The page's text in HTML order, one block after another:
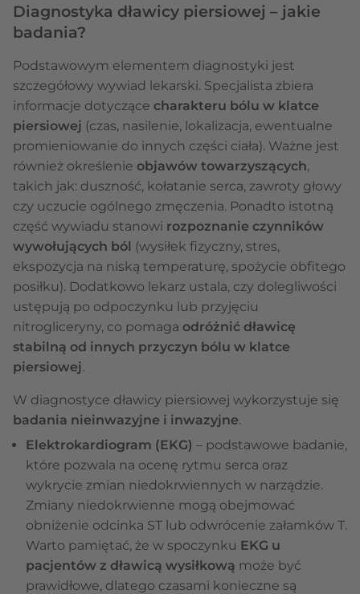
Diagnostyka dławicy piersiowej – jakie
badania?
Podstawowym elementem diagnostyki jest
szczegółowy wywiad lekarski. Specjalista zbiera
informacje dotyczące charakteru bólu w klatce
piersiowej (czas, nasilenie, lokalizacja, ewentualne
promieniowanie do innych części ciała). Ważne jest
również określenie objawów towarzyszących,
takich jak: duszność, kołatanie serca, zawroty głowy
czy uczucie ogólnego zmęczenia. Ponadto istotną
część wywiadu stanowi rozpoznanie czynników
wywołujących ból (wysiłek fizyczny, stres,
ekspozycja na niską temperaturę, spożycie obfitego
posiłku). Dodatkowo lekarz ustala, czy dolegliwości
ustępują po odpoczynku lub przyjęciu
nitrogliceryny, co pomaga odróżnić dławicę
stabilną od innych przyczyn bólu w klatce
piersiowej.
W diagnostyce dławicy piersiowej wykorzystuje się
badania nieinwazyjne i inwazyjne.
Elektrokardiogram (EKG) – podstawowe badanie,
które pozwala na ocenę rytmu serca oraz
wykrycie zmian niedokrwiennych w narządzie.
Zmiany niedokrwienne mogą obejmować
obniżenie odcinka ST lub odwrócenie załamków T.
Warto pamiętać, że w spoczynku EKG u
pacjentów z dławicą wysiłkową może być
prawidłowe, dlatego czasami konieczne są